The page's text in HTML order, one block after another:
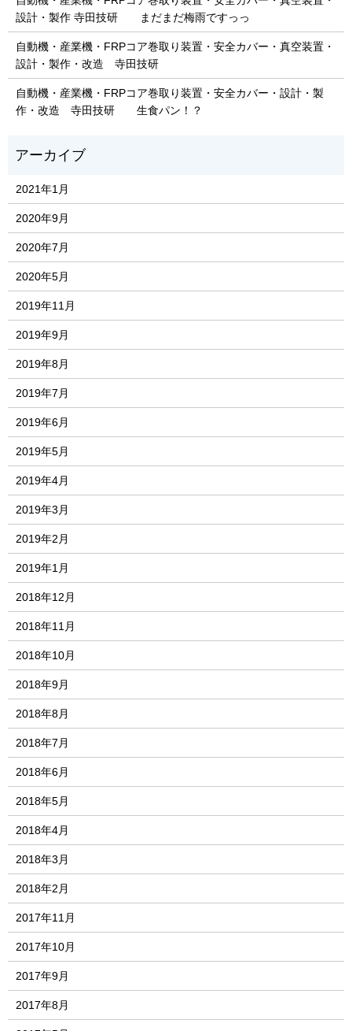
設計・製作 寺田技研 まだまだ梅雨ですっっ
自動機・産業機・FRPコア巻取り装置・安全カバー・真空装置・
設計・製作・改造 寺田技研
自動機・産業機・FRPコア巻取り装置・安全カバー・設計・製
作・改造 寺田技研 生食パン！？
2021年1月
2020年9月
2020年7月
2020年5月
2019年11月
2019年9月
2019年8月
2019年7月
2019年6月
2019年5月
2019年4月
2019年3月
2019年2月
2019年1月
2018年12月
2018年11月
2018年10月
2018年9月
2018年8月
2018年7月
2018年6月
2018年5月
2018年4月
2018年3月
2018年2月
2017年11月
2017年10月
2017年9月
2017年8月